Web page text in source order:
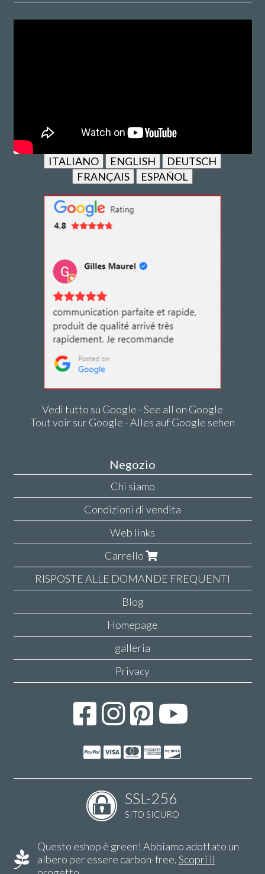
ITALIANO ENGLISH
DEUTSCH
FRANÇAIS
ESPAÑOL
Vedi tutto su Google - See all on Google
Tout voir sur Google - Alles auf Google sehen
Negozio
Chi siamo
Condizioni di vendita
Web links
Carrello
RISPOSTE ALLE DOMANDE FREQUENTI
Blog
Homepage
galleria
Privacy
SSL-256
SITO SICURO
Questo eshop è green! Abbiamo adottato un
albero per essere carbon-free.Scopri il